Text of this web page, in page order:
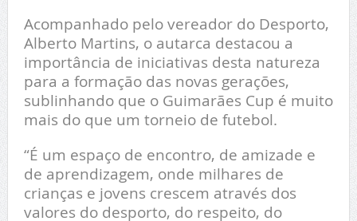
Acompanhado pelo vereador do Desporto,
Alberto Martins, o autarca destacou a
importância de iniciativas desta natureza
para a formação das novas gerações,
sublinhando que o Guimarães Cup é muito
mais do que um torneio de futebol.
“É um espaço de encontro, de amizade e
de aprendizagem, onde milhares de
crianças e jovens crescem através dos
valores do desporto, do respeito, do